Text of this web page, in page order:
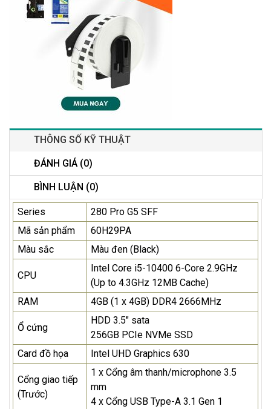
THÔNG SỐ KỸ THUẬT
ĐÁNH GIÁ (0)
BÌNH LUẬN (0)
Series
280 Pro G5 SFF
Mã sản phẩm
60H29PA
Màu sắc
Màu đen (Black)
CPU
Intel Core i5-10400 6-Core 2.9GHz
(Up to 4.3GHz 12MB Cache)
RAM
4GB (1 x 4GB) DDR4 2666MHz
Ổ cứng
HDD 3.5" sata
256GB PCIe NVMe SSD
Card đồ họa
Intel UHD Graphics 630
Cổng giao tiếp
(Trước)
1 x Cổng âm thanh/microphone 3.5
mm
4 x Cổng USB Type-A 3.1 Gen 1